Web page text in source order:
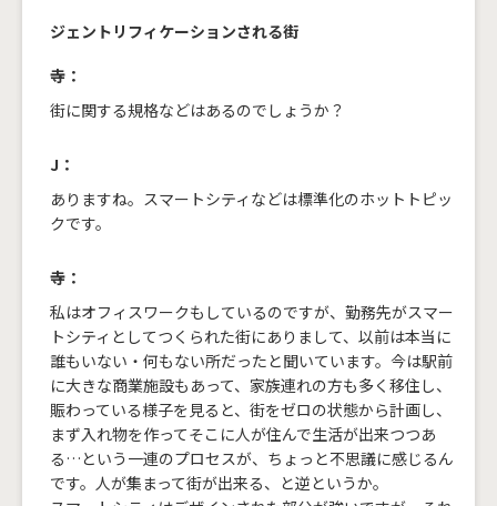
ジェントリフィケーションされる街
寺：
街に関する規格などはあるのでしょうか？
J：
ありますね。スマートシティなどは標準化のホットトピッ
クです。
寺：
私はオフィスワークもしているのですが、勤務先がスマー
トシティとしてつくられた街にありまして、以前は本当に
誰もいない・何もない所だったと聞いています。今は駅前
に大きな商業施設もあって、家族連れの方も多く移住し、
賑わっている様子を見ると、街をゼロの状態から計画し、
まず入れ物を作ってそこに人が住んで生活が出来つつあ
る…という一連のプロセスが、ちょっと不思議に感じるん
です。人が集まって街が出来る、と逆というか。